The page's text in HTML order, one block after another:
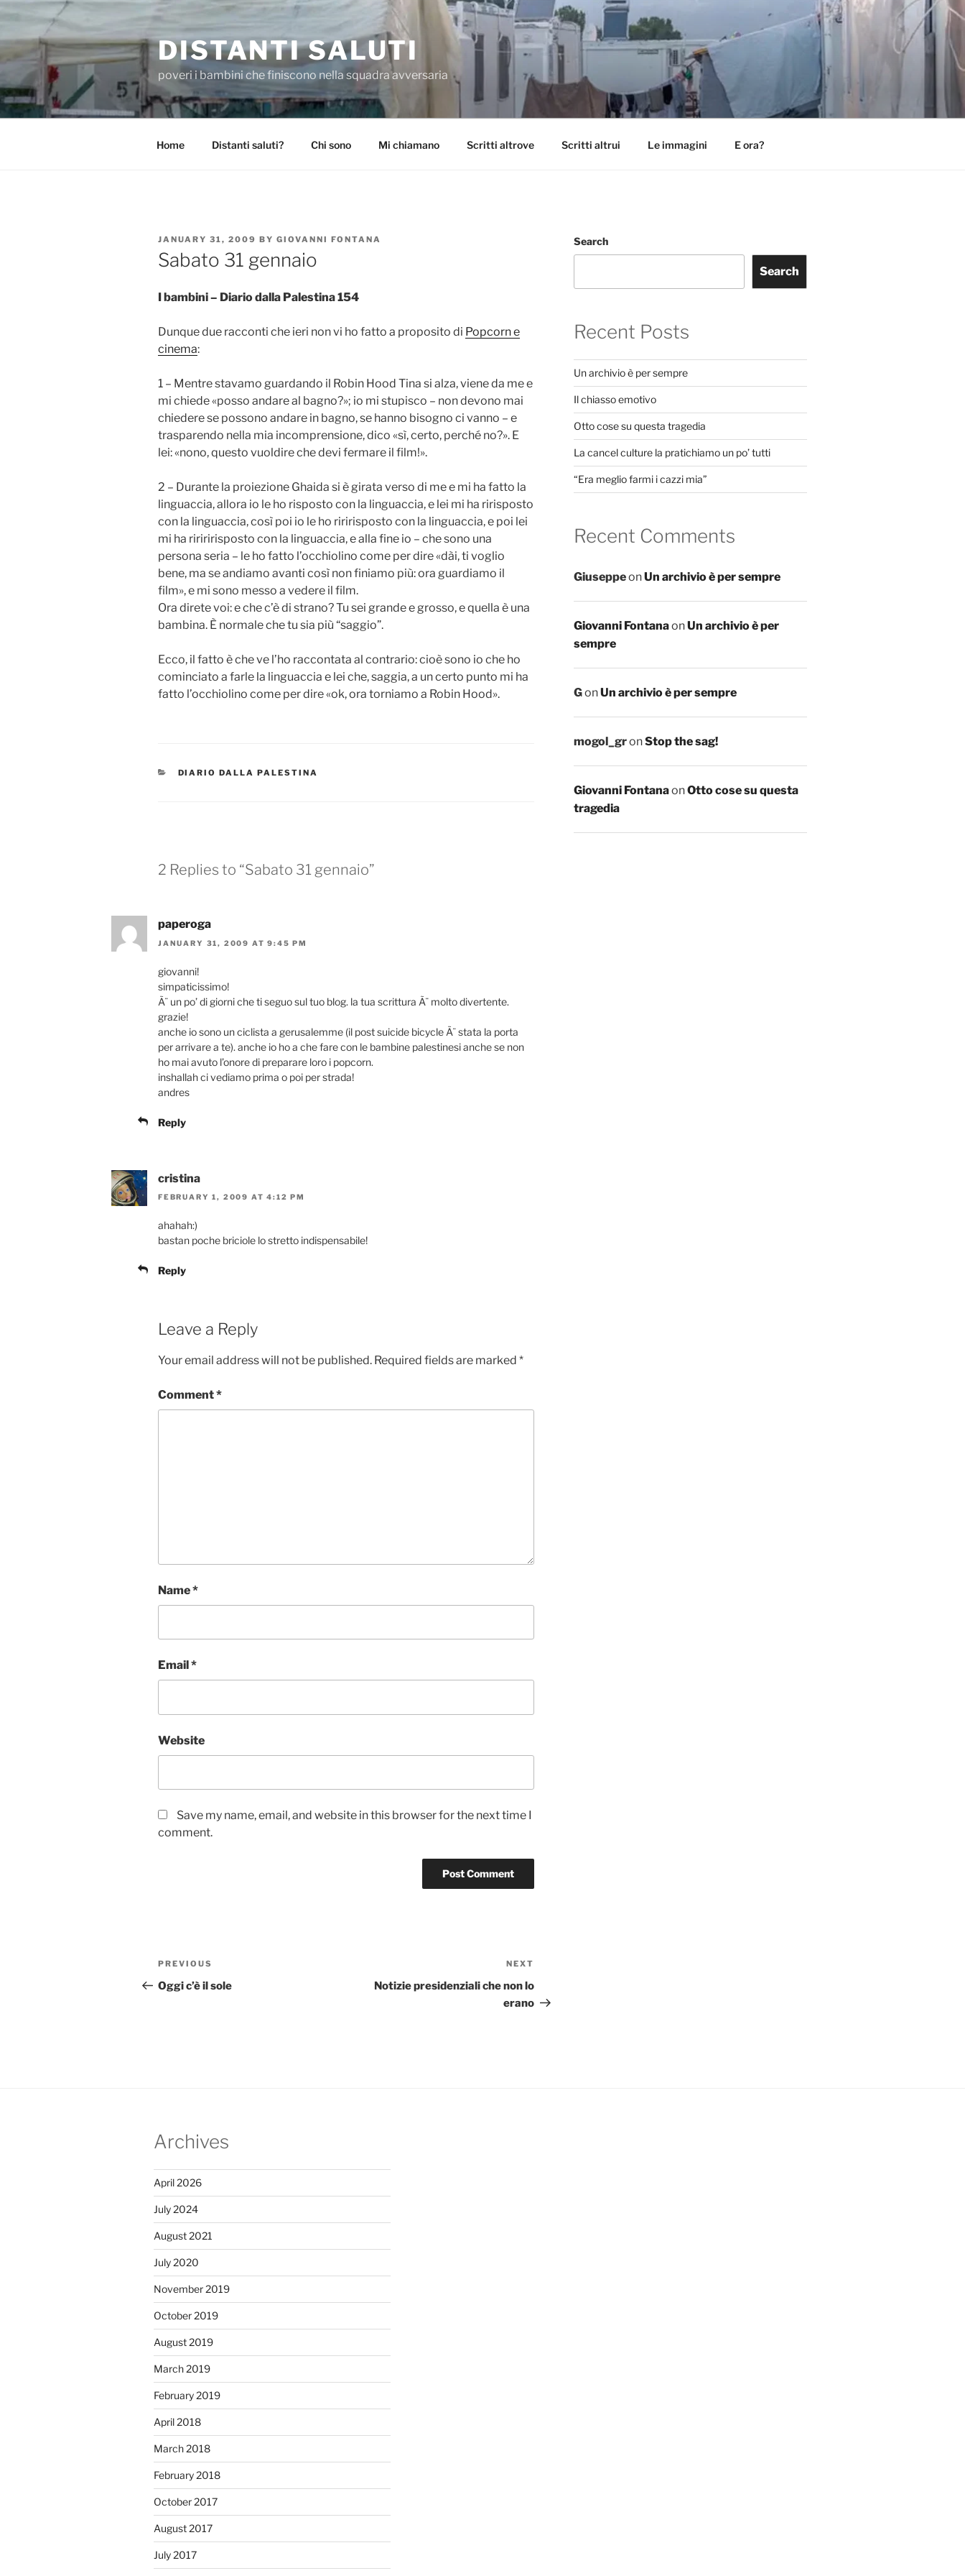
content
DISTANTI SALUTI
poveri i bambini che finiscono nella squadra avversaria
Home Distanti saluti? Chi sono Mi chiamano Scritti altrove Scritti altrui Le immagini E ora?
POSTED
ON
JANUARY 31, 2009 BY GIOVANNI FONTANA
Sabato 31 gennaio
I bambini – Diario dalla Palestina 154
Dunque due racconti che ieri non vi ho fatto a proposito di Popcorn e
cinema:
1 – Mentre stavamo guardando il Robin Hood Tina si alza, viene da me e
mi chiede «posso andare al bagno?»; io mi stupisco – non devono mai
chiedere se possono andare in bagno, se hanno bisogno ci vanno – e
trasparendo nella mia incomprensione, dico «sì, certo, perché no?». E
lei: «nono, questo vuoldire che devi fermare il film!».
2 – Durante la proiezione Ghaida si è girata verso di me e mi ha fatto la
linguaccia, allora io le ho risposto con la linguaccia, e lei mi ha ririsposto
con la linguaccia, così poi io le ho riririsposto con la linguaccia, e poi lei
mi ha ririririsposto con la linguaccia, e alla fine io – che sono una
persona seria – le ho fatto l’occhiolino come per dire «dài, ti voglio
bene, ma se andiamo avanti così non finiamo più: ora guardiamo il
film», e mi sono messo a vedere il film.
Ora direte voi: e che c’è di strano? Tu sei grande e grosso, e quella è una
bambina. È normale che tu sia più “saggio”.
Ecco, il fatto è che ve l’ho raccontata al contrario: cioè sono io che ho
cominciato a farle la linguaccia e lei che, saggia, a un certo punto mi ha
fatto l’occhiolino come per dire «ok, ora torniamo a Robin Hood».
CATEGORIES
DIARIO DALLA PALESTINA
2 Replies to “Sabato 31 gennaio”
paperoga
JANUARY 31, 2009 AT 9:45 PM
giovanni!
simpaticissimo!
Ã¨ un po’ di giorni che ti seguo sul tuo blog. la tua scrittura Ã¨ molto divertente.
grazie!
anche io sono un ciclista a gerusalemme (il post suicide bicycle Ã¨ stata la porta
per arrivare a te). anche io ho a che fare con le bambine palestinesi anche se non
ho mai avuto l’onore di preparare loro i popcorn.
inshallah ci vediamo prima o poi per strada!
andres
Reply
cristina
FEBRUARY 1, 2009 AT 4:12 PM
ahahah:)
bastan poche briciole lo stretto indispensabile!
Reply
Leave a Reply
Your email address will not be published. Required fields are marked *
Comment*
Name*
Email *
Website
Save my name, email, and website in this browser for the next time I
comment.
Post
navigation
Previous
Post
PREVIOUS
Oggi c’è il sole
Post
NEXT
Notizie presidenziali che non lo
erano
Search
Search
Recent Posts
Un archivio è per sempre
Il chiasso emotivo
Otto cose su questa tragedia
La cancel culture la pratichiamo un po’ tutti
“Era meglio farmi i cazzi mia”
Recent Comments
GiuseppeonUn archivio è per sempre
Giovanni FontanaonUn archivio è per
sempre
GonUn archivio è per sempre
mogol_gronStop the sag!
Giovanni FontanaonOtto cose su questa
tragedia
Archives
April 2026
July 2024
August 2021
July 2020
November 2019
October 2019
August 2019
March 2019
February 2019
April 2018
March 2018
February 2018
October 2017
August 2017
July 2017